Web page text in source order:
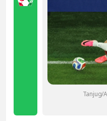
Tanjug/